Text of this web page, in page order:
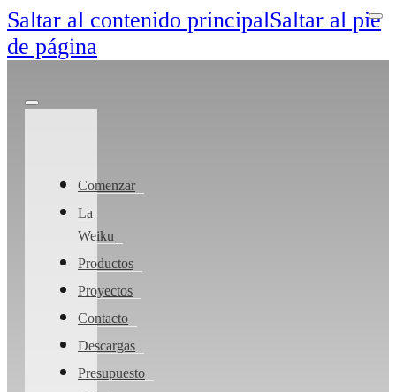
Saltar al contenido principalSaltar al pie
de página
Comenzar
La
Weiku
Productos
Proyectos
Contacto
Descargas
Presupuesto